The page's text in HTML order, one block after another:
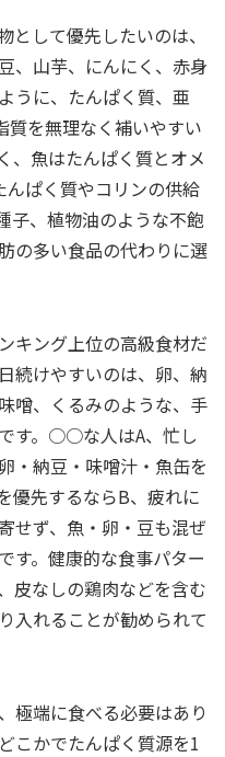
して優先したいのは、
、山芋、にんにく、赤身
うに、たんぱく質、亜
質を無理なく補いやすい
、魚はたんぱく質とオメ
ぱく質やコリンの供給
子、植物油のような不飽
の多い食品の代わりに選
キング上位の高級食材だ
続けやすいのは、卵、納
噌、くるみのような、手
す。○○な人はA、忙し
・納豆・味噌汁・魚缶を
先するならB、疲れに
せず、魚・卵・豆も混ぜ
す。健康的な食事パター
皮なしの鶏肉などを含む
入れることが勧められて
極端に食べる必要はあり
こかでたんぱく質源を1